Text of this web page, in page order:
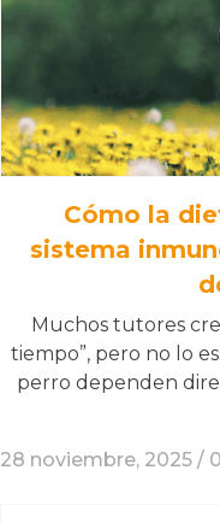
Cómo la
sistema
Muchos tutores
tiempo”, pero no lo
perro dependen
28 noviembre, 2025 /